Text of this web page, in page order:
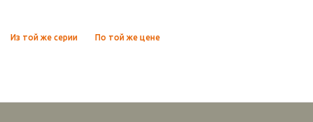
Из той же серии По той же цене